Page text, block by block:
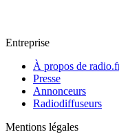
Entreprise
À propos de
Presse
Annonceurs
Radiodiffuseurs
Mentions légales